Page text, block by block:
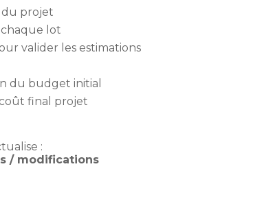
du projet
lot
valider les estimations
du budget initial
final projet
:
/ modifications